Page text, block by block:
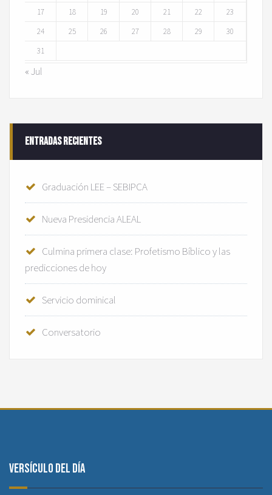
17
18 19 20 21 22
23
24
25 26 27 28 29
30
31
« Jul
Entradas recientes
Graduación LEE – SEBIPCA
Nueva Presidencia ALEAL
Culmina primera clase: Profetismo Bíblico y las
predicciones de hoy
Servicio dominical
Conversatorio
Versículo del día